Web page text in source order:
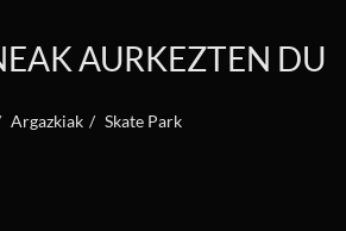
AURKEZTEN DU
Argazkiak Skate Park